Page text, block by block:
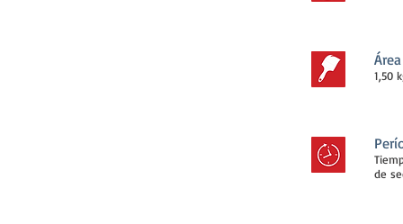
1,50
de